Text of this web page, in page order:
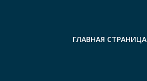
ГЛАВНАЯ СТРАНИЦА